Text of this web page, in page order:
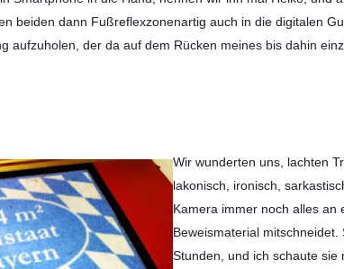
beiden dann Fußreflexzonenartig auch in die digitalen
aufzuholen, der da auf dem Rücken meines bis dahin
Wir wunderten uns, lachten
lakonisch, ironisch,
Kamera immer noch alles an
Beweismaterial
Stunden, und ich schaute sie